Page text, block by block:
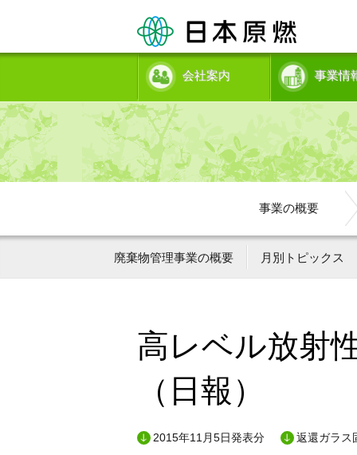
会社案内 事業情
事業の概要
廃棄物管理事業の概要 月別トピックス
高レベル放射
（日報）
2015年11月5日発表分 返還ガラス